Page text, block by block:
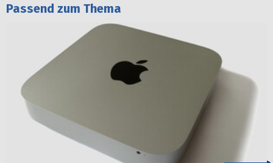
Passend zum Thema